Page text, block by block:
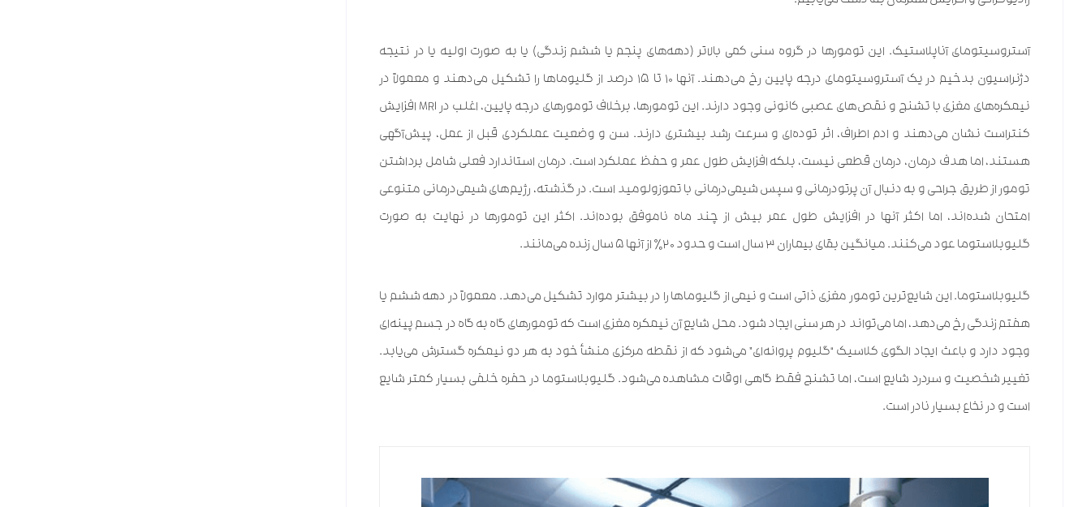
آستروسیتومای آناپلاستیک. این تومورها در گروه سنی کمی بالاتر (دهه‌های پنجم یا ششم زندگی) یا به صورت اولیه یا در نتیجه
دژنراسیون بدخیم در یک آستروسیتومای درجه پایین رخ می‌دهند. آنها ۱۰ تا ۱۵ درصد از گلیوماها را تشکیل می‌دهند و معمولاً در
نیمکره‌های مغزی با تشنج و نقص‌های عصبی کانونی وجود دارند. این تومورها، برخلاف تومورهای درجه پایین، اغلب در MRI افزایش
کنتراست نشان می‌دهند و ادم اطراف، اثر توده‌ای و سرعت رشد بیشتری دارند. سن و وضعیت عملکردی قبل از عمل، پیش‌آگهی
هستند، اما هدف درمان، درمان قطعی نیست، بلکه افزایش طول عمر و حفظ عملکرد است. درمان استاندارد فعلی شامل برداشتن
تومور از طریق جراحی و به دنبال آن پرتودرمانی و سپس شیمی‌درمانی با تموزولومید است. در گذشته، رژیم‌های شیمی‌درمانی متنوعی
امتحان شده‌اند، اما اکثر آنها در افزایش طول عمر بیش از چند ماه ناموفق بوده‌اند. اکثر این تومورها در نهایت به صورت
گلیوبلاستوما عود می‌کنند. میانگین بقای بیماران ۳ سال است و حدود ۲۰٪ از آنها ۵ سال زنده می‌مانند.
گلیوبلاستوما. این شایع‌ترین تومور مغزی ذاتی است و نیمی از گلیوماها را در بیشتر موارد تشکیل می‌دهد. معمولاً در دهه ششم یا
هفتم زندگی رخ می‌دهد، اما می‌تواند در هر سنی ایجاد شود. محل شایع آن نیمکره مغزی است که تومورهای گاه به گاه در جسم پینه‌ای
وجود دارد و باعث ایجاد الگوی کلاسیک “گلیوم پروانه‌ای” می‌شود که از نقطه مرکزی منشأ خود به هر دو نیمکره گسترش می‌یابد.
تغییر شخصیت و سردرد شایع است، اما تشنج فقط گاهی اوقات مشاهده می‌شود. گلیوبلاستوما در حفره خلفی بسیار کمتر شایع
است و در نخاع بسیار نادر است.